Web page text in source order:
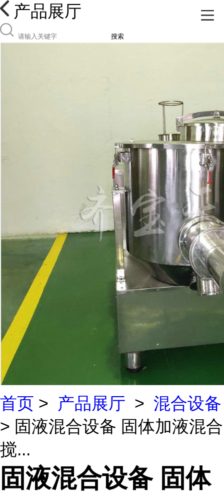
产品展厅
搜索
首页 > 产品展厅 > 混合设备
> 固液混合设备 固体加液混合
搅...
固液混合设备 固体